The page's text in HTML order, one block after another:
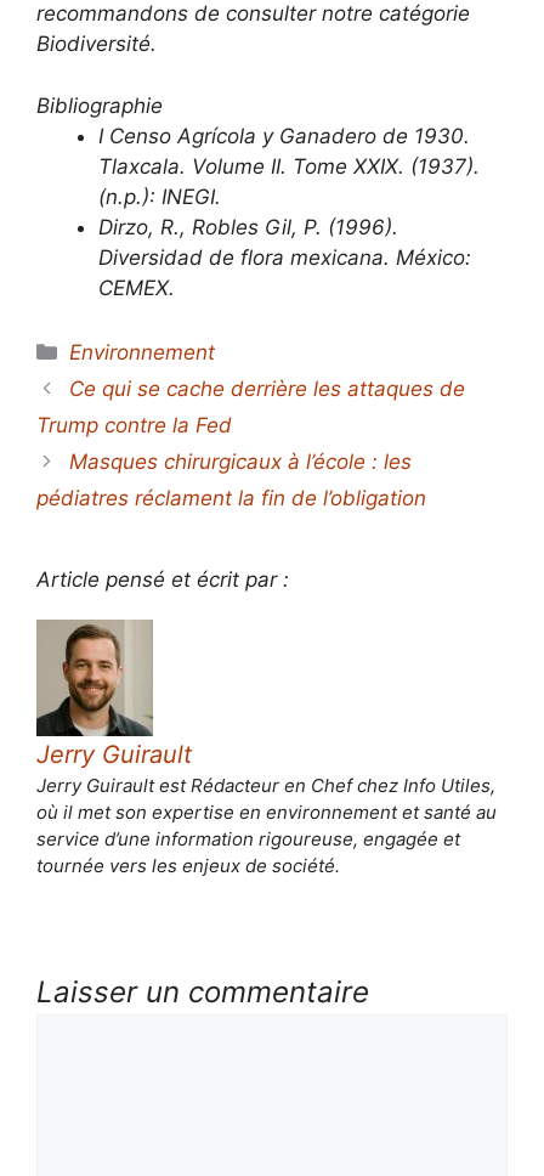
recommandons de consulter notre catégorie
Biodiversité.
Bibliographie
I Censo Agrícola y Ganadero de 1930.
Tlaxcala. Volume II. Tome XXIX. (1937).
(n.p.): INEGI.
Dirzo, R., Robles Gil, P. (1996).
Diversidad de flora mexicana. México:
CEMEX.
Catégories
Environnement
Ce qui se cache derrière les attaques de
Trump contre la Fed
Masques chirurgicaux à l’école : les
pédiatres réclament la fin de l’obligation
Article pensé et écrit par :
Jerry Guirault
Jerry Guirault est Rédacteur en Chef chez Info Utiles,
où il met son expertise en environnement et santé au
service d’une information rigoureuse, engagée et
tournée vers les enjeux de société.
Laisser un commentaire